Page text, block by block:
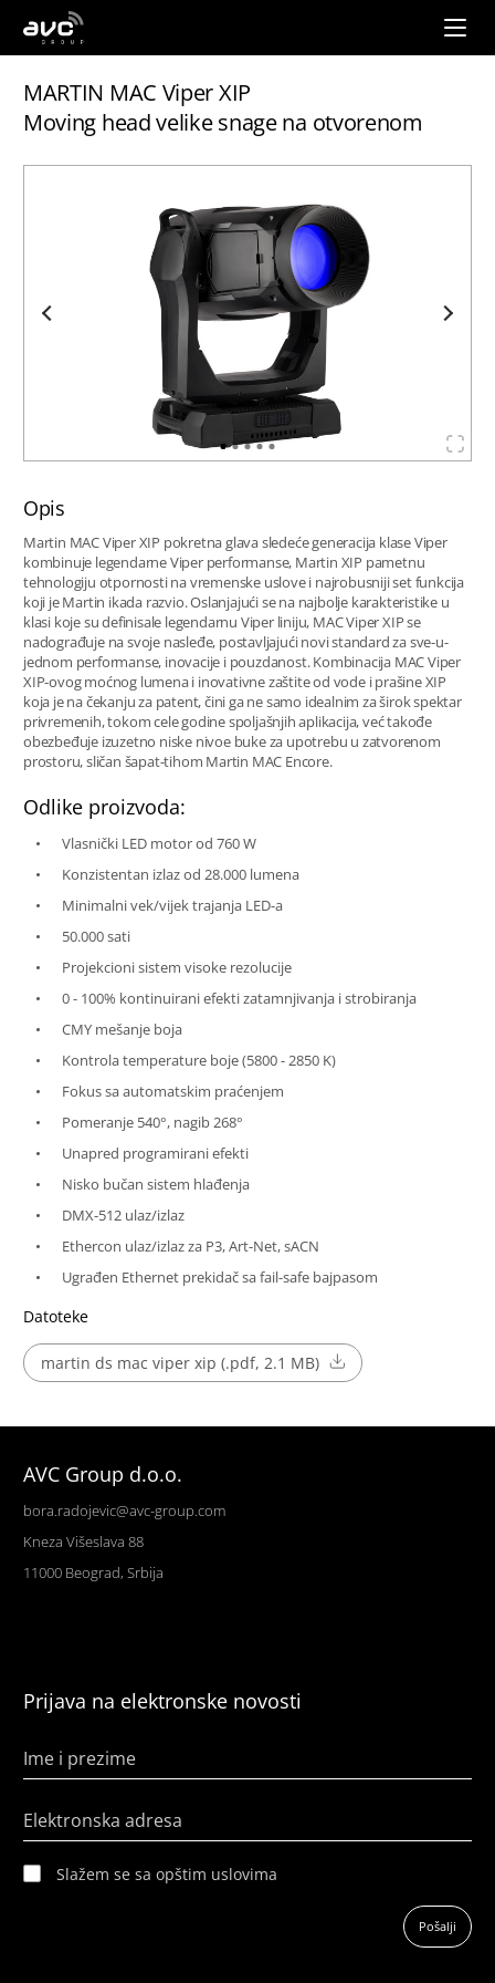
AVC
Group
MARTIN MAC Viper XIP
Moving head velike snage na otvorenom
Opis
Martin MAC Viper XIP pokretna glava sledeće generacija klase Viper
kombinuje legendarne Viper performanse, Martin XIP pametnu
tehnologiju otpornosti na vremenske uslove i najrobusniji set funkcija
koji je Martin ikada razvio. Oslanjajući se na najbolje karakteristike u
klasi koje su definisale legendarnu Viper liniju, MAC Viper XIP se
nadograđuje na svoje nasleđe, postavljajući novi standard za sve-u-
jednom performanse, inovacije i pouzdanost. Kombinacija MAC Viper
XIP-ovog moćnog lumena i inovativne zaštite od vode i prašine XIP
koja je na čekanju za patent, čini ga ne samo idealnim za širok spektar
privremenih, tokom cele godine spoljašnjih aplikacija, već takođe
obezbeđuje izuzetno niske nivoe buke za upotrebu u zatvorenom
prostoru, sličan šapat-tihom Martin MAC Encore.
Odlike proizvoda:
Vlasnički LED motor od 760 W
Konzistentan izlaz od 28.000 lumena
Minimalni vek/vijek trajanja LED-a
50.000 sati
Projekcioni sistem visoke rezolucije
0 - 100% kontinuirani efekti zatamnjivanja i strobiranja
CMY mešanje boja
Kontrola temperature boje (5800 - 2850 K)
Fokus sa automatskim praćenjem
Pomeranje 540°, nagib 268°
Unapred programirani efekti
Nisko bučan sistem hlađenja
DMX-512 ulaz/izlaz
Ethercon ulaz/izlaz za P3, Art-Net, sACN
Ugrađen Ethernet prekidač sa fail-safe bajpasom
Datoteke
martin ds mac viper xip (.pdf, 2.1 MB)
AVC Group d.o.o.
bora.radojevic@avc-group.com
Kneza Višeslava 88
11000 Beograd, Srbija
Prijava na elektronske novosti
Ime i prezime
Elektronska adresa
Slažem se sa opštim uslovima
Pošalji